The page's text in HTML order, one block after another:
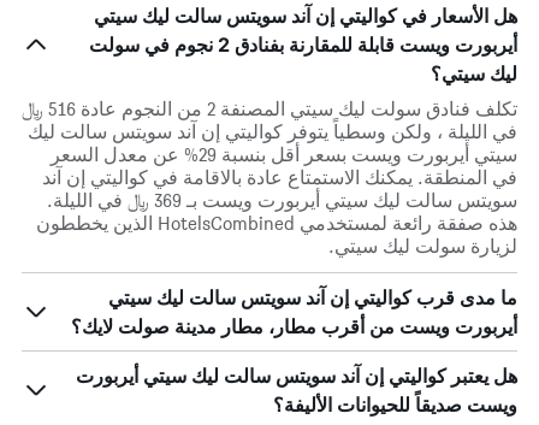
هل الأسعار في كواليتي إن آند سويتس سالت ليك سيتي
أيربورت ويست قابلة للمقارنة بفنادق 2 نجوم في سولت
ليك سيتي؟
تكلف فنادق سولت ليك سيتي المصنفة 2 من النجوم عادة 516 ﷼
في الليلة ، ولكن وسطياً يتوفر كواليتي إن آند سويتس سالت ليك
سيتي أيربورت ويست بسعر أقل بنسبة 29% عن معدل السعر
في المنطقة. يمكنك الاستمتاع عادة بالاقامة في كواليتي إن آند
سويتس سالت ليك سيتي أيربورت ويست بـ 369 ﷼ في الليلة.
هذه صفقة رائعة لمستخدمي HotelsCombined الذين يخططون
لزيارة سولت ليك سيتي.
ما مدى قرب كواليتي إن آند سويتس سالت ليك سيتي
أيربورت ويست من أقرب مطار، مطار مدينة صولت لايك؟
هل يعتبر كواليتي إن آند سويتس سالت ليك سيتي أيربورت
ويست صديقاً للحيوانات الأليفة؟